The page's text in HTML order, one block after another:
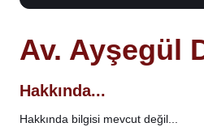
Av. Ayşegül
Hakkında...
Hakkında bilgisi mevcut değil...